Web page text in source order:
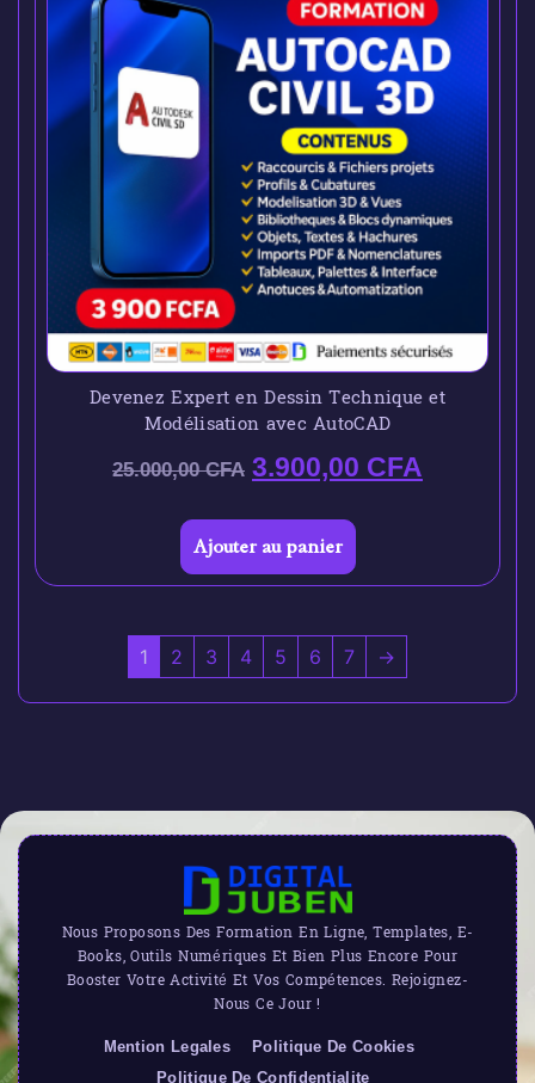
Devenez Expert en Dessin Technique et
Modélisation avec AutoCAD
25.000,00CFA 3.900,00 CFA
Ajouter au panier
1 2 3 4 5 6 7 →
Nous Proposons Des Formation En Ligne, Templates, E-
Books, Outils Numériques Et Bien Plus Encore Pour
Booster Votre Activité Et Vos Compétences. Rejoignez-
Nous Ce Jour !
Mention Legales
Politique De Cookies
Politique De Confidentialite